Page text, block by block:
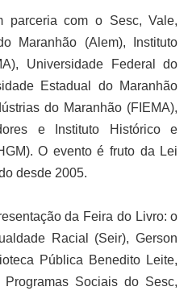
parceria com o Sesc, Vale,
Maranhão (Alem), Instituto
Universidade Federal do
Estadual do Maranhão
do Maranhão (FIEMA),
e Instituto Histórico e
O evento é fruto da Lei
desde 2005.
da Feira do Livro: o
Racial (Seir), Gerson
Pública Benedito Leite,
Sociais do Sesc,